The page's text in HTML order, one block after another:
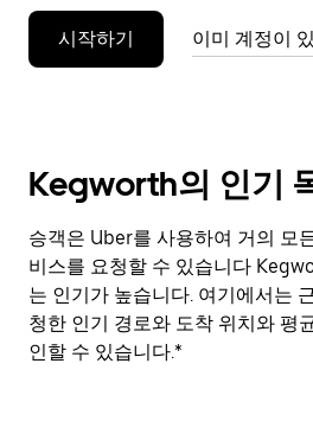
누
세
시작하기 이미 계정이
Kegworth의 인기
승객은 Uber를 사용하여 거의 모
비스를 요청할 수 있습니다
는 인기가 높습니다. 여기에서는
청한 인기 경로와 도착 위치와 평
인할 수 있습니다.*